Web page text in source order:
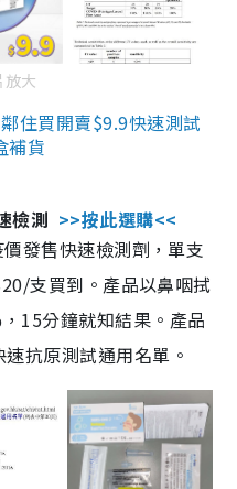
放大
住買開賣$9.9快速測試
補貨
檢測 >>按此選購<<
發售快速檢測劑，單支
支買到。產品以鼻咽拭
15分鐘就知結果。產品
抗原測試通用名單。